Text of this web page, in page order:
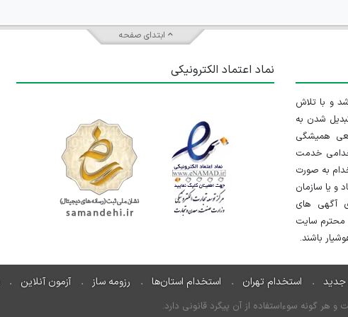
ابتدای صفحه
۱/۱۰ راه اندازی شد و با تلاش
شدن به
همیشگی
خدمت
به صورت
یا سازمان
آگهی های
محترم سایت
باشند.
نماد اعتماد الکترونیکی
جدید استخدام تهران استخدام استان‌ها رزومه ساز آزمون آنلاین
گونه سوءاستفاده از آن پیگرد قانونی دارد.